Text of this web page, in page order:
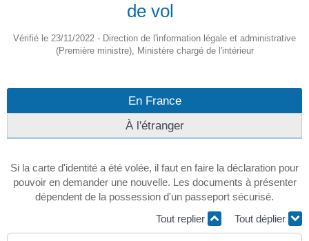
de vol
Vérifié le 23/11/2022 - Direction de l'information légale et administrative
(Première ministre), Ministère chargé de l'intérieur
En France
À l'étranger
Si la carte d'identité a été volée, il faut en faire la déclaration pour
pouvoir en demander une nouvelle. Les documents à présenter
dépendent de la possession d'un passeport sécurisé.
Tout replier
Tout déplier